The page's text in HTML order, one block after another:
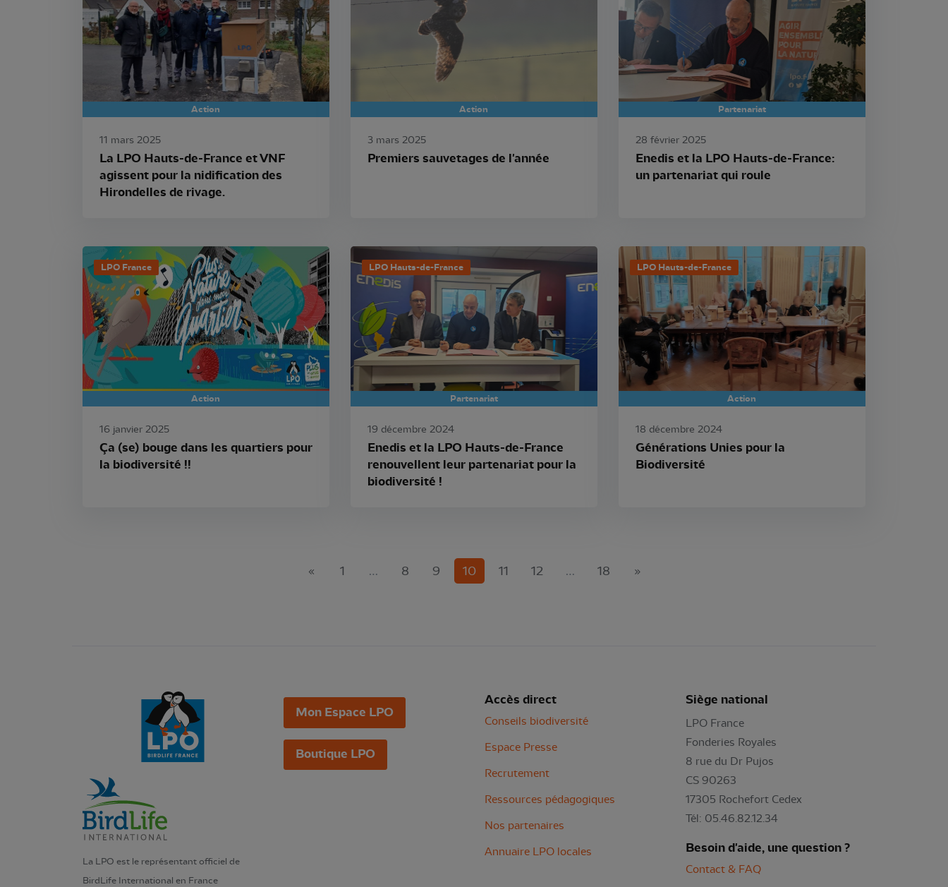
Action
11 mars 2025
La LPO Hauts-de-France et VNF
agissent pour la nidification des
Hirondelles de rivage.
Action
3 mars 2025
Premiers sauvetages de l'année
Partenariat
28 février 2025
Enedis et la LPO Hauts-de-France:
un partenariat qui roule
LPO France
Action
16 janvier 2025
Ça (se) bouge dans les quartiers pour
la biodiversité !!
LPO Hauts-de-France
Partenariat
19 décembre 2024
Enedis et la LPO Hauts-de-France
renouvellent leur partenariat pour la
biodiversité !
LPO Hauts-de-France
Action
18 décembre 2024
Générations Unies pour la
Biodiversité
« 1 … 8 9 10(current)
11 12 … 18 »
La LPO est le représentant officiel de
BirdLife International en France
Mon Espace LPO
Boutique LPO
Accès direct
Conseils biodiversité
Espace Presse
Recrutement
Ressources pédagogiques
Nos partenaires
Annuaire LPO locales
Siège national
LPO France
Fonderies Royales
8 rue du Dr Pujos
CS 90263
17305 Rochefort Cedex
Tél: 05.46.82.12.34
Besoin d'aide, une question ?
Contact & FAQ